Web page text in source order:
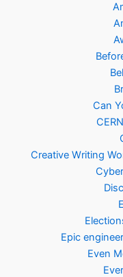
Can
Creative Writing
Epic
Even